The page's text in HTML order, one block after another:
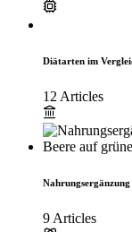
Diätarten im
12 Articles
9 Articles